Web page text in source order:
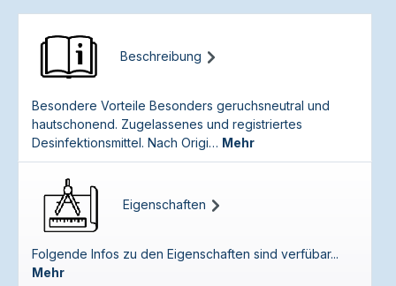
Beschreibung
Besondere Vorteile Besonders geruchsneutral und
hautschonend. Zugelassenes und registriertes
Desinfektionsmittel. Nach Origi… Mehr
Eigenschaften
Folgende Infos zu den Eigenschaften sind verfübar...
Mehr